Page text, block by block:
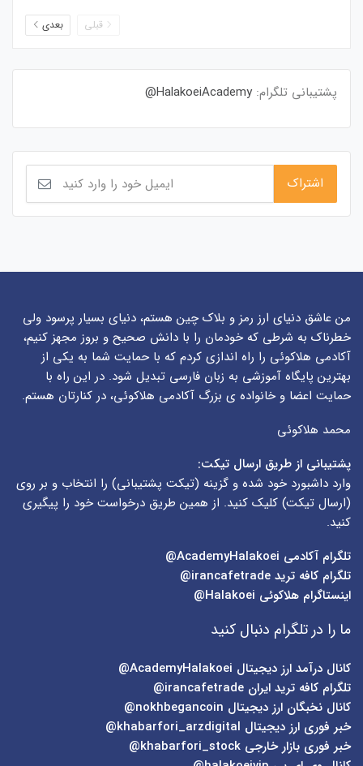
قبلی بعدی
پشتیبانی تلگرام: HalakoeiAcademy@
من عاشق دنیای ارز رمز و بلاک چین هستم، دنیای بسیار پرسود ولی
خطرناک به شرطی که خودمان را با دانش صحیح و بروز مجهز کنیم،
آکادمی هلاکوئی را راه اندازی کردم که با حمایت شما به یکی از
بهترین پایگاه آموزشی به زبان فارسی تبدیل شود. در این راه با
حمایت اعضا و خانواده ی بزرگ آکادمی هلاکوئی، در کنارتان هستم.
محمد هلاکوئی
پشتیبانی از طریق ارسال تیکت:
وارد داشبورد خود شده و گزینه (تیکت پشتیبانی) را انتخاب و بر روی
(ارسال تیکت) کلیک کنید. از همین طریق درخواست خود را پیگیری
کنید.
تلگرام آکادمی
تلگرام کافه ترید irancafetrade@
اینستاگرام هلاکوئی Halakoei@
ما را در تلگرام دنبال کنید
کانال درآمد ارز دیجیتال AcademyHalakoei@
تلگرام کافه ترید ایران irancafetrade@
کانال نخبگان ارز دیجیتال nokhbegancoin@
خبر فوری ارز دیجیتال khabarfori_arzdigital@
خبر فوری بازار خارجی khabarfori_stock@